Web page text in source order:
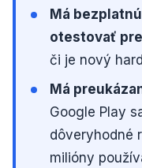
Má
otestovať
či je nový
Má
Google Play
dôveryhodné
milióny